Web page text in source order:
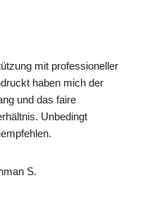
mit professioneller
haben mich der
und das faire
Unbedingt
S.